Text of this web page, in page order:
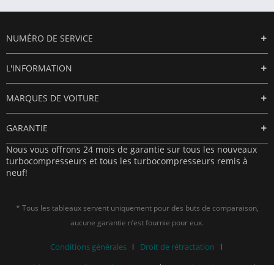
NUMÉRO DE SERVICE
L'INFORMATION
MARQUES DE VOITURE
GARANTIE
Nous vous offrons 24 mois de garantie sur tous les nouveaux
turbocompresseurs et tous les turbocompresseurs remis à
neuf!
* Tous les tableaux servent uniquement pour des buts de comparaison,
aucune garantie n’est fournie pour eux.
Conditions générales
Droit de rétractation